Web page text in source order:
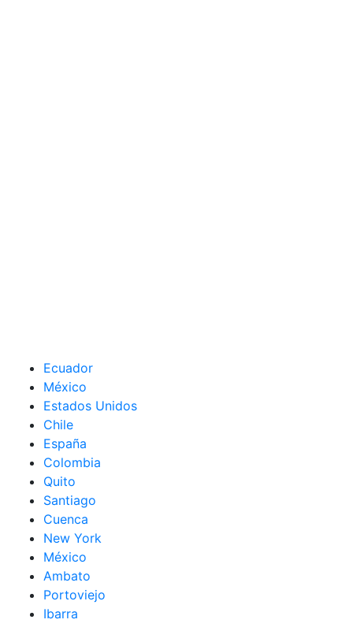
Ecuador
México
Estados Unidos
Chile
España
Colombia
Quito
Santiago
Cuenca
New York
México
Ambato
Portoviejo
Ibarra